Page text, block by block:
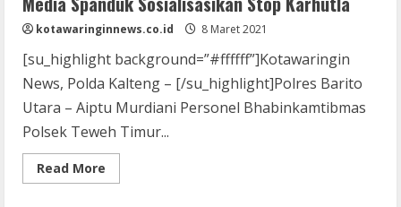
kotawaringinnews.co.id 8 Maret 2021
[su_highlight background=”#ffffff”]Kotawaringin
News, Polda Kalteng – [/su_highlight]Polres Barito
Utara – Aiptu Murdiani Personel Bhabinkamtibmas
Polsek Teweh Timur...
Read More
more